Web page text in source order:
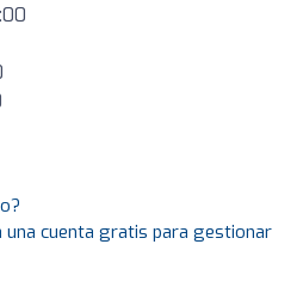
una cuenta gratis para gestionar